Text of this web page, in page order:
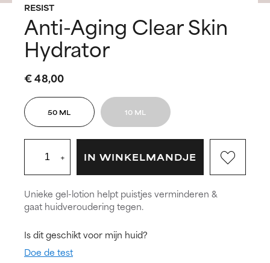
RESIST
Anti-Aging Clear Skin
Hydrator
€ 48,00
Unieke gel-lotion helpt puistjes verminderen &
gaat huidveroudering tegen.
Is dit geschikt voor mijn huid?
Doe de test
50 ML 10 ML
+ IN WINKELMANDJE